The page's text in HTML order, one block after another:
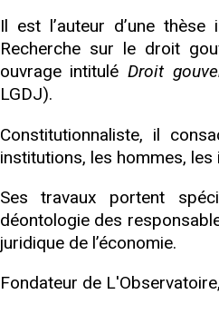
Il est l’auteur d’une thèse
Recherche sur le droit
ouvrage intitulé Droit
LGDJ).
Constitutionnaliste, il
institutions, les hommes,
Ses travaux portent
déontologie des
juridique de l’économie.
Fondateur de